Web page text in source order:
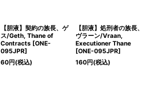
【胆液】契約の族長、ゲ
ス/Geth, Thane of
Contracts [ONE-
095JPR]
60円(税込)
【胆液】処刑者の族長、
ヴラーン/Vraan,
Executioner Thane
[ONE-095JPR]
160円(税込)